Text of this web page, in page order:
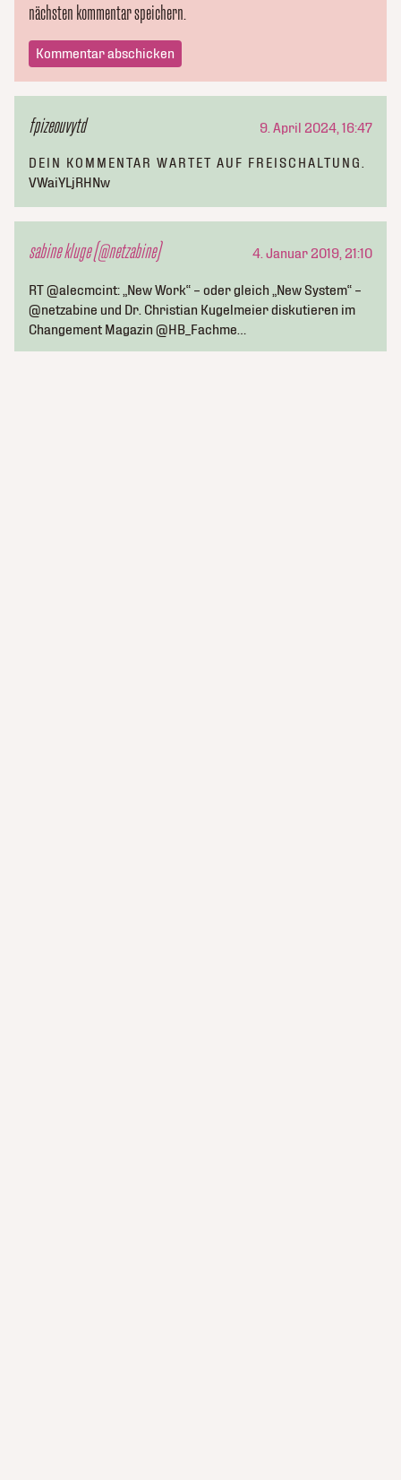
nächsten kommentar speichern.
fpizeouvytd 9. April 2024, 16:47
DEIN KOMMENTAR WARTET AUF FREISCHALTUNG.
VWaiYLjRHNw
sabine kluge (@netzabine) 4. Januar 2019, 21:10
RT @alecmcint: „New Work“ – oder gleich „New System“ –
@netzabine und Dr. Christian Kugelmeier diskutieren im
Changement Magazin @HB_Fachme…